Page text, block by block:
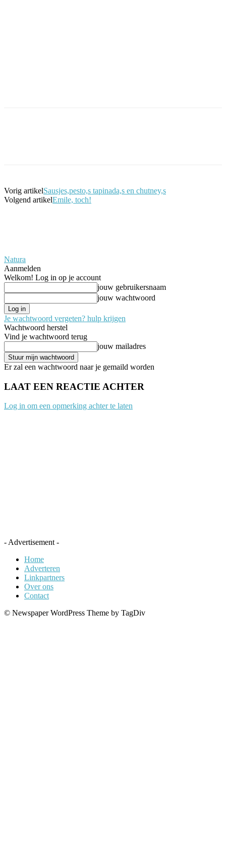
Vorig artikelSausjes,pesto,s tapinada,s en chutney,s
Volgend artikelEmile, toch!
Natura
Aanmelden
Welkom! Log in op je account
jouw gebruikersnaam
jouw wachtwoord
Je wachtwoord vergeten? hulp krijgen
Wachtwoord herstel
Vind je wachtwoord terug
jouw mailadres
Er zal een wachtwoord naar je gemaild worden
LAAT EEN REACTIE ACHTER
Log in om een opmerking achter te laten
- Advertisement -
Home
Adverteren
Linkpartners
Over ons
Contact
© Newspaper WordPress Theme by TagDiv